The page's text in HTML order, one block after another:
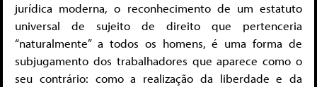
jurídica moderna, o reconhecimento de um estatuto
universal de sujeito de direito que pertenceria
“naturalmente” a todos os homens, é uma forma de
subjugamento dos trabalhadores que aparece como o
seu contrário: como a realização da liberdade e da